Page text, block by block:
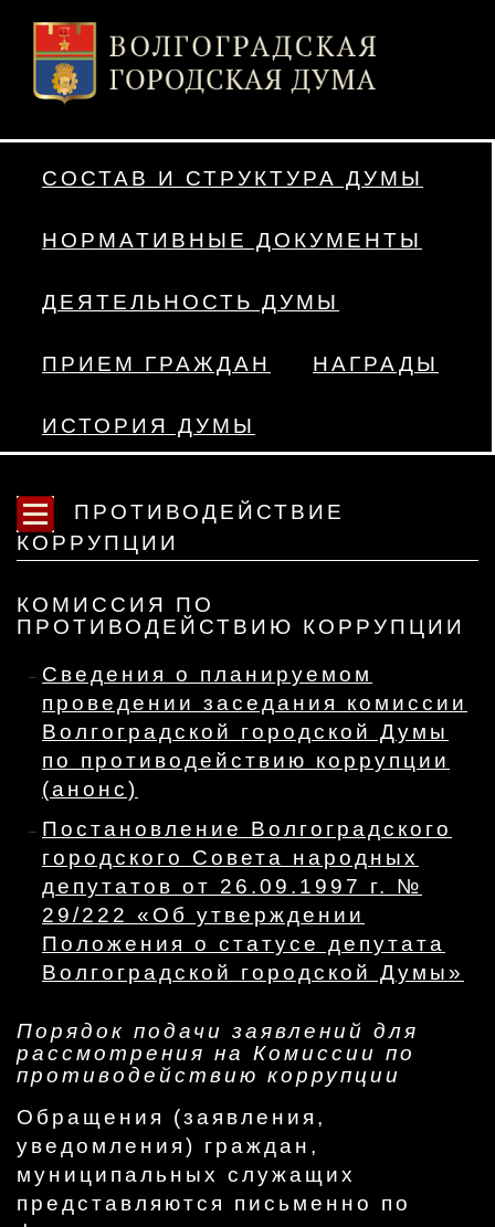
СОСТАВ И СТРУКТУРА ДУМЫ
НОРМАТИВНЫЕ ДОКУМЕНТЫ
ДЕЯТЕЛЬНОСТЬ ДУМЫ
ПРИЕМ ГРАЖДАН НАГРАДЫ
ИСТОРИЯ ДУМЫ
ПРОТИВОДЕЙСТВИЕ
КОРРУПЦИИ
КОМИССИЯ ПО
ПРОТИВОДЕЙСТВИЮ КОРРУПЦИИ
Сведения о планируемом
проведении заседания комиссии
Волгоградской городской Думы
по противодействию коррупции
(анонс)
Постановление Волгоградского
городского Совета народных
депутатов от 26.09.1997 г. №
29/222 «Об утверждении
Положения о статусе депутата
Волгоградской городской Думы»
Порядок подачи заявлений для
рассмотрения на Комиссии по
противодействию коррупции
Обращения (заявления,
уведомления) граждан,
муниципальных служащих
представляются письменно по